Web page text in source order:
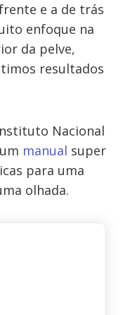
e a de trás
enfoque na
da pelve,
resultados
Nacional
manual super
para uma
olhada.